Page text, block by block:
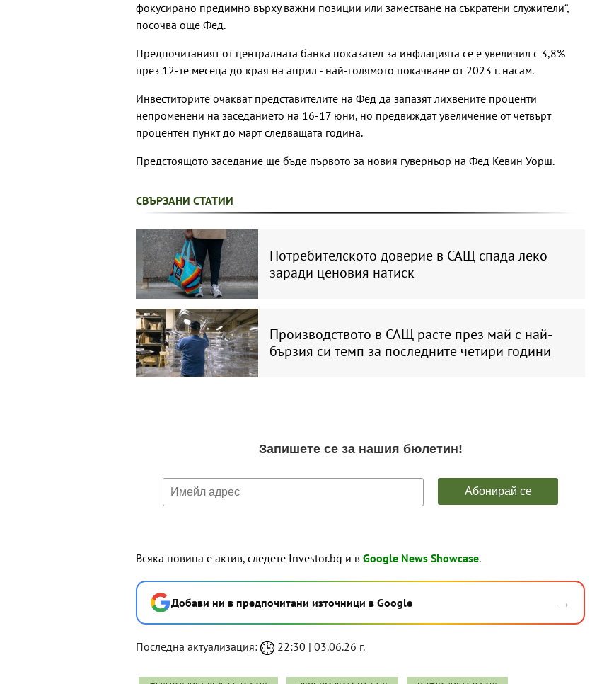
фокусирано предимно върху важни позиции или заместване на съкратени служители“,
посочва още Фед.
Предпочитаният от централната банка показател за инфлацията се е увеличил с 3,8%
през 12-те месеца до края на април - най-голямото покачване от 2023 г. насам.
Инвеститорите очакват представителите на Фед да запазят лихвените проценти
непроменени на заседанието на 16-17 юни, но предвиждат увеличение от четвърт
процентен пункт до март следващата година.
Предстоящото заседание ще бъде първото за новия гуверньор на Фед Кевин Уорш.
СВЪРЗАНИ СТАТИИ
Потребителското доверие в САЩ спада леко
заради ценовия натиск
Производството в САЩ расте през май с най-
бързия си темп за последните четири години
Всяка новина е актив, следете Investor.bg и в Google News Showcase.
Добави ни в предпочитани източници в Google →
Последна актуализация: 22:30 | 03.06.26 г.
Спартакиадата на ВМС